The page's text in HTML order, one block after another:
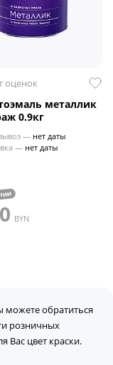
оценок
металлик
0.9кг
— нет даты
— нет даты
BYN
обратиться
розничных
Вас цвет краски.